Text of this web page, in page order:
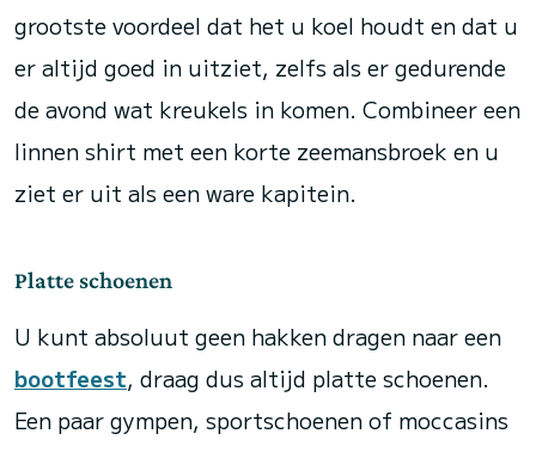
grootste voordeel dat het u koel houdt en dat u
er altijd goed in uitziet, zelfs als er gedurende
de avond wat kreukels in komen. Combineer een
linnen shirt met een korte zeemansbroek en u
ziet er uit als een ware kapitein.
Platte schoenen
U kunt absoluut geen hakken dragen naar een
bootfeest, draag dus altijd platte schoenen.
Een paar gympen, sportschoenen of moccasins